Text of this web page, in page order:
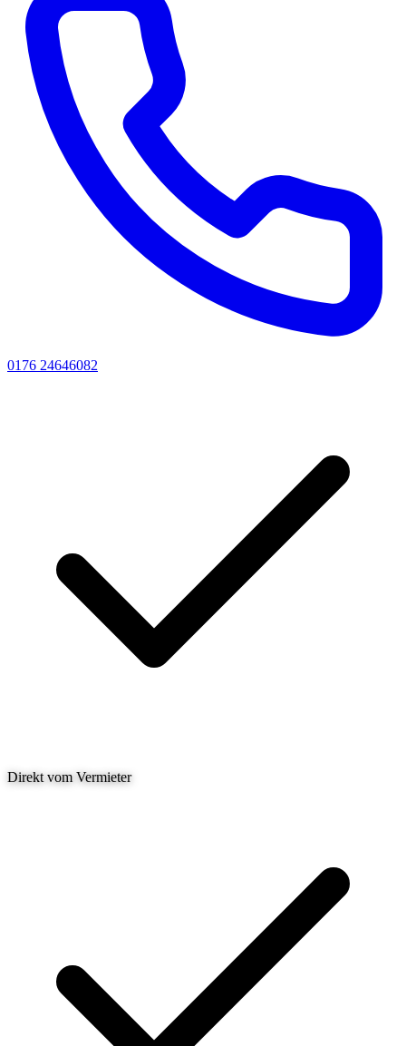
0176 24646082
Direkt vom Vermieter